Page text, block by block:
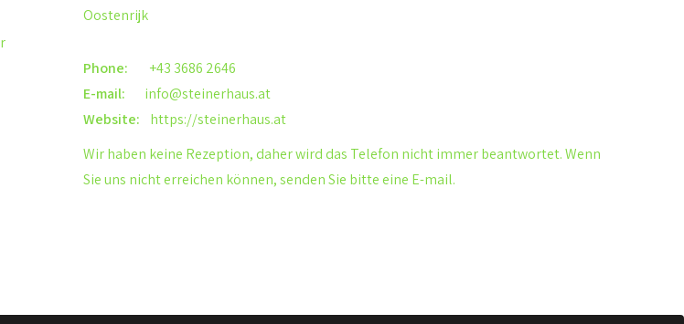
Oostenrijk
Phone:
+43 3686 2646
E-mail:
info@steinerhaus.at
Website:
https://steinerhaus.at
Wir haben keine Rezeption, daher wird das Telefon nicht immer beantwortet. Wenn
Sie uns nicht erreichen können, senden Sie bitte eine E-mail.